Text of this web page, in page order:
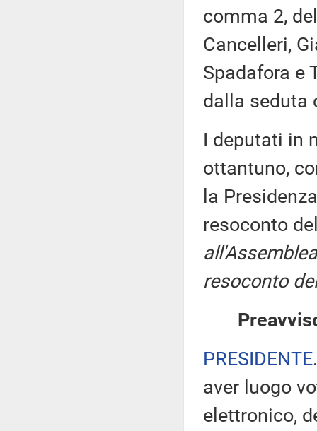
comma 2,
Cancelleri,
Spadafora e
dalla seduta
I deputati in
ottantuno,
la
resoconto
resoconto
PRESIDENTE
aver luogo
elettronico,